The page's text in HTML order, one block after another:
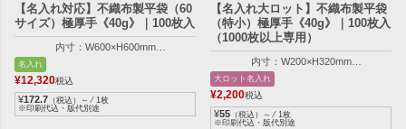
【名入れ対応】不織布製平袋（60
サイズ）極厚手《40g》｜100枚入
内寸：W600×H600mm
名入れ
¥12,320税込
¥172.7 （税込）～ ⁄ 1枚
※印刷代込・版代別途
【名入れ大ロット】不織布製平袋
（特小）極厚手《40g》｜100枚入
（1000枚以上専用）
内寸：W200×H320mm
外寸：W210×H320mm
大ロット名入れ
¥2,200税込
¥55 （税込）～ ⁄ 1枚
※印刷代込・版代別途